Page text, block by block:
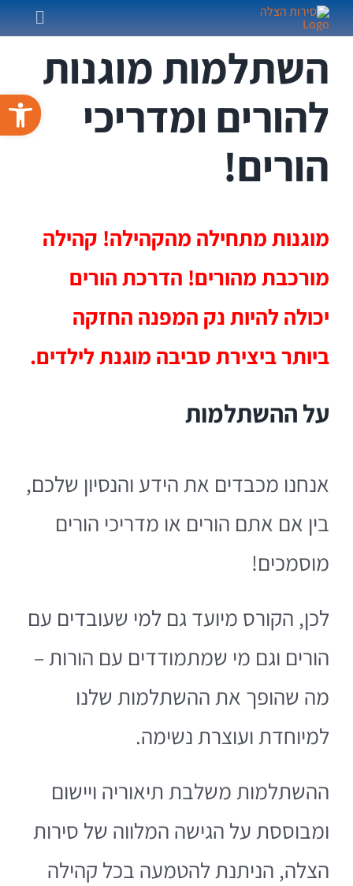
פתח
לתוכן
Toggle
הסיפור המלא
מרכז הכשרה
מי אנחנו
מאמרים ומידע
צור קשר
השתלמות מוגנות
להורים ומדריכי
הורים!
מוגנות מתחילה מהקהילה! קהילה
מורכבת מהורים! הדרכת הורים
יכולה להיות נק המפנה החזקה
ביותר ביצירת סביבה מוגנת לילדים.
על ההשתלמות
אנחנו מכבדים את הידע והנסיון שלכם,
בין אם אתם הורים או מדריכי הורים
מוסמכים!
לכן, הקורס מיועד גם למי שעובדים עם
הורים וגם מי שמתמודדים עם הורות –
מה שהופך את ההשתלמות שלנו
למיוחדת ועוצרת נשימה.
ההשתלמות משלבת תיאוריה ויישום
ומבוססת על הגישה המלווה של סירות
הצלה, הניתנת להטמעה בכל קהילה